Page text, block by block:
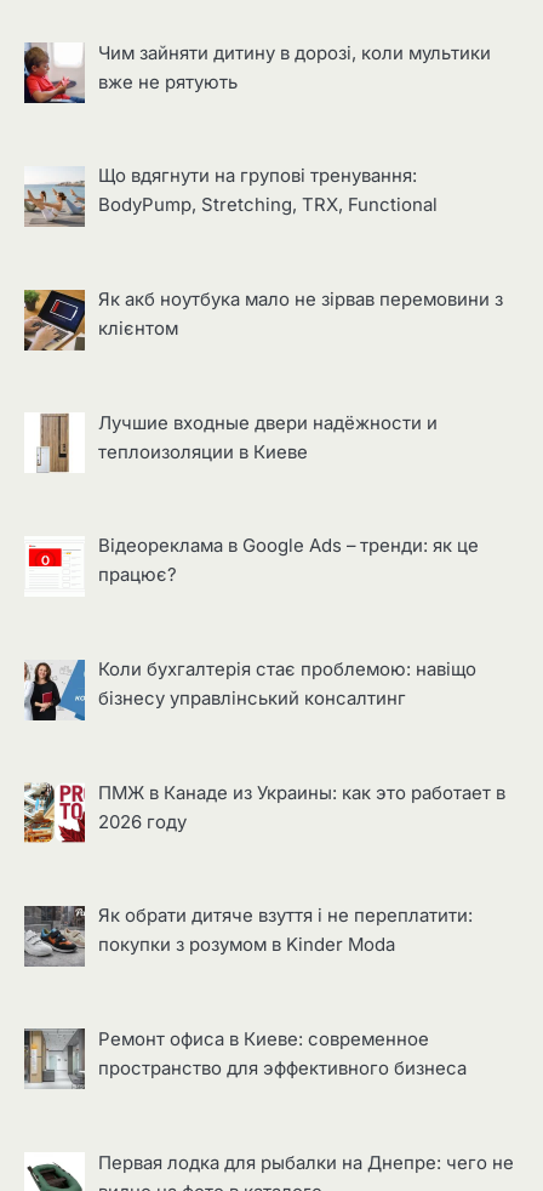
Чим зайняти дитину в дорозі, коли мультики
вже не рятують
Що вдягнути на групові тренування:
BodyPump, Stretching, TRX, Functional
Як акб ноутбука мало не зірвав перемовини з
клієнтом
Лучшие входные двери надёжности и
теплоизоляции в Киеве
Відеореклама в Google Ads – тренди: як це
працює?
Коли бухгалтерія стає проблемою: навіщо
бізнесу управлінський консалтинг
ПМЖ в Канаде из Украины: как это работает в
2026 году
Як обрати дитяче взуття і не переплатити:
покупки з розумом в Kinder Moda
Ремонт офиса в Киеве: современное
пространство для эффективного бизнеса
Первая лодка для рыбалки на Днепре: чего не